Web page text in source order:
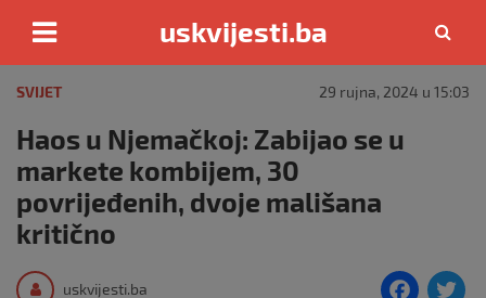
content
uskvijesti.ba
SVIJET 29 rujna, 2024 u 15:03
Haos u Njemačkoj: Zabijao se u
markete kombijem, 30
povrijeđenih, dvoje mališana
kritično
uskvijesti.ba
F